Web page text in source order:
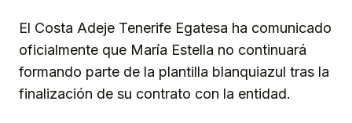
El Costa Adeje Tenerife Egatesa ha comunicado
oficialmente que María Estella no continuará
formando parte de la plantilla blanquiazul tras la
finalización de su contrato con la entidad.